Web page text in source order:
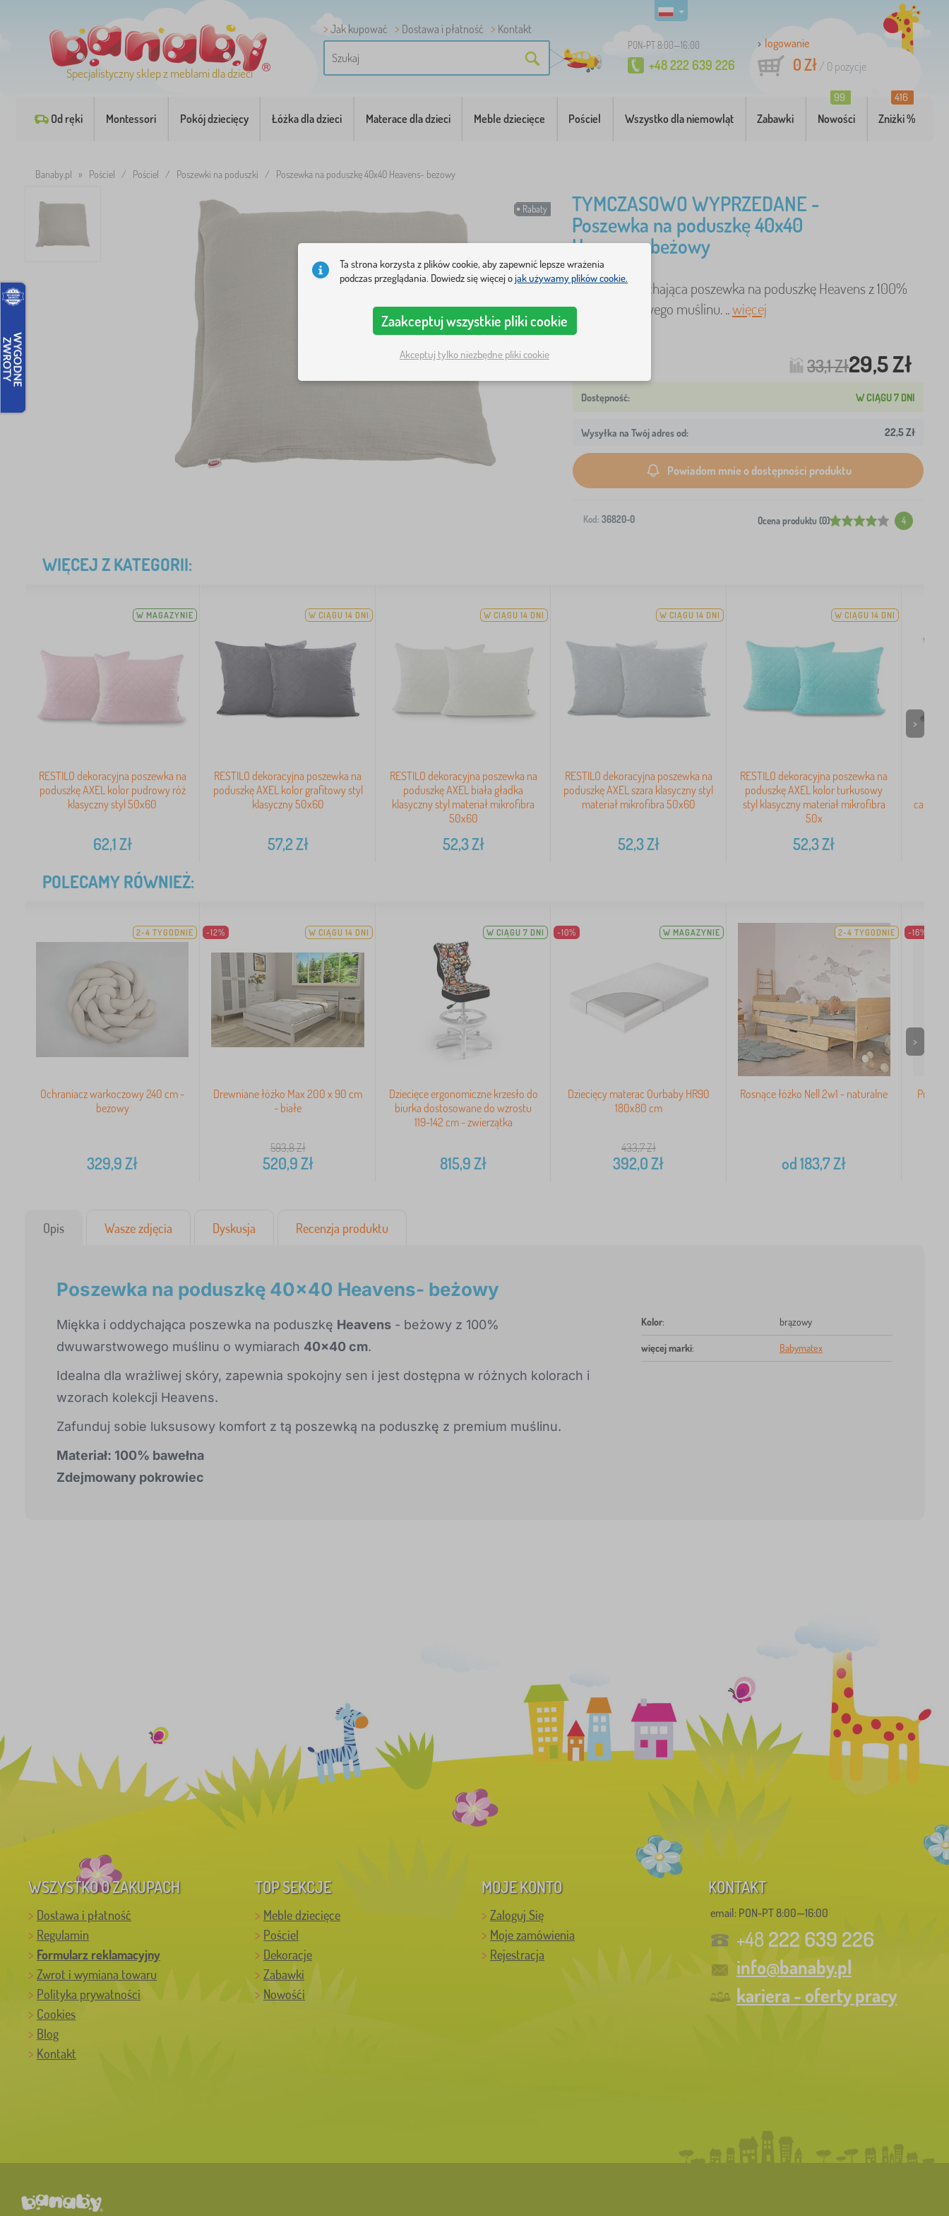
Specjalistyczny sklep z meblami dla dzieci
Jak kupować Dostawa i płatność Kontakt
PON-PT 8:00—16:00
+48 222 639 226
logowanie
0 Zł/ 0 pozycje
Od ręki Montessori Pokój dziecięcy Łóżka dla dzieci Materace dla dzieci Meble dziecięce Pościel Wszystko dla niemowląt Zabawki Nowości
99
Zniżki %
416
Banaby.pl » Pościel / Pościel / Poszewki na poduszki / Poszewka na poduszkę 40x40 Heavens- beżowy
Rabaty
TYMCZASOWO WYPRZEDANE -
Poszewka na poduszkę 40x40
Heavens- beżowy
Miękka i oddychająca poszewka na poduszkę Heavens z 100%
dwuwarstwowego muślinu. ..więcej
33,1 Zł29,5 Zł
W CIĄGU 7 DNI
Wysyłka na Twój adres od: 22,5 Zł
Powiadom mnie o dostępności produktu
Kod: 36820-0 Ocena produktu (0) 4
WIĘCEJ Z KATEGORII:
W MAGAZYNIE
RESTILO dekoracyjna poszewka na
poduszkę AXEL kolor pudrowy róż
klasyczny styl 50x60
62,1Zł
W CIĄGU 14 DNI
RESTILO dekoracyjna poszewka na
poduszkę AXEL kolor grafitowy styl
klasyczny 50x60
57,2Zł
W CIĄGU 14 DNI
RESTILO dekoracyjna poszewka na
poduszkę AXEL biała gładka
klasyczny styl materiał mikrofibra
50x60
52,3Zł
W CIĄGU 14 DNI
RESTILO dekoracyjna poszewka na
poduszkę AXEL szara klasyczny styl
materiał mikrofibra 50x60
52,3Zł
W CIĄGU 14 DNI
RESTILO dekoracyjna poszewka na
poduszkę AXEL kolor turkusowy
styl klasyczny materiał mikrofibra
50x
52,3Zł
>
POLECAMY RÓWNIEŻ:
2-4 TYGODNIE
Ochraniacz warkoczowy 240 cm -
beżowy
329,9Zł
-12% W CIĄGU 14 DNI
Drewniane łóżko Max 200 x 90 cm
- białe
593,8Zł
520,9Zł
W CIĄGU 7 DNI
Dziecięce ergonomiczne krzesło do
biurka dostosowane do wzrostu
119-142 cm - zwierzątka
815,9Zł
-10% W MAGAZYNIE
Dziecięcy materac Ourbaby HR90
180x80 cm
433,7Zł
392,0Zł
2-4 TYGODNIE
Rosnące łóżko Nell 2w1 - naturalne
od183,7Zł
-16%
>
Opis Wasze zdjęcia Dyskusja Recenzja produktu
Poszewka na poduszkę 40x40 Heavens- beżowy
Miękka i oddychająca poszewka na poduszkę Heavens - beżowy z 100%
dwuwarstwowego muślinu o wymiarach 40x40 cm.
Idealna dla wrażliwej skóry, zapewnia spokojny sen i jest dostępna w różnych kolorach i
wzorach kolekcji Heavens.
Zafunduj sobie luksusowy komfort z tą poszewką na poduszkę z premium muślinu.
Materiał: 100% bawełna
Zdejmowany pokrowiec
Kolor: brązowy
więcej marki: Babymatex
WSZYSTKO O ZAKUPACH
Dostawa i płatność
Regulamin
Formularz reklamacyjny
Zwrot i wymiana towaru
Polityka prywatności
Cookies
Blog
Kontakt
TOP SEKCJE
Meble dziecięce
Pościel
Dekoracje
Zabawki
Nowośći
MOJE KONTO
Zaloguj Się
Moje zamówienia
Rejestracja
KONTAKT
email: PON-PT 8:00—16:00
+48222 639 226
info@banaby.pl
kariera - oferty pracy
Ta strona korzysta z plików cookie, aby zapewnić lepsze wrażenia
podczas przeglądania. Dowiedz się więcej ojak używamy plików cookie.
Zaakceptuj wszystkie pliki cookie
Akceptuj tylko niezbędne pliki cookie